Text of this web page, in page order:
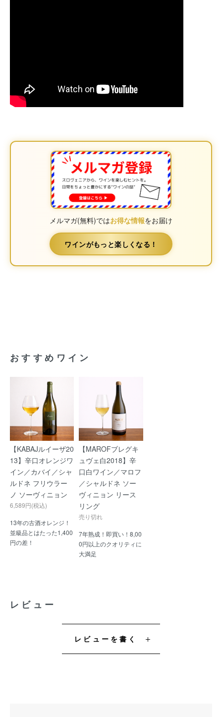
メルマガ(無料)ではお得な情報をお届け
ワインがもっと楽しくなる！
おすすめワイン
【KABAJルイーザ20
13】辛口オレンジワ
イン／カバイ／シャ
ルドネ フリウラー
ノ ソーヴィニョン
6,589円(税込)
13年の古酒オレンジ！
並級品とはたった1,400
円の差！
【MAROFブレグキ
ュヴェ白2018】辛
口白ワイン／マロフ
／シャルドネ ソー
ヴィニョン リース
リング
売り切れ
7年熟成！即買い！8,00
0円以上のクオリティに
大満足
レビュー
レビューを書く